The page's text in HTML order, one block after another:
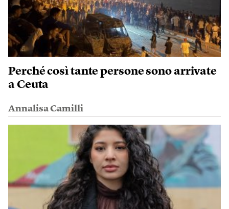
Perché così tante persone sono arrivate
a Ceuta
Annalisa Camilli